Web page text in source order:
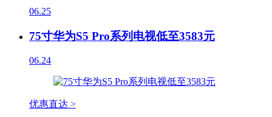
06.25
75寸华为S5 Pro系列电视低至3583元
06.24
优惠直达 >